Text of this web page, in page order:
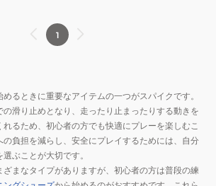
1
るときに重要なアイテムの一つがスパイクです。
の滑り止めとなり、走ったり止まったりする動きを
れるため、初心者の方でも快適にプレーを楽しむこ
の負担を減らし、安全にプレイするためには、自分
ぶことが大切です。
ざまなタイプがありますが、初心者の方は普段の練